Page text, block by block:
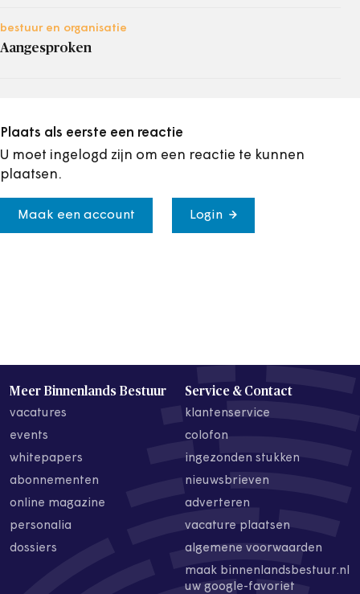
bestuur en organisatie
Aangesproken
Plaats als eerste een reactie
U moet ingelogd zijn om een reactie te kunnen
plaatsen.
Maak een account Login
Meer Binnenlands Bestuur
vacatures
events
whitepapers
abonnementen
online magazine
personalia
dossiers
Service & Contact
klantenservice
colofon
ingezonden stukken
nieuwsbrieven
adverteren
vacature plaatsen
algemene voorwaarden
maak binnenlandsbestuur.nl
uw google-favoriet